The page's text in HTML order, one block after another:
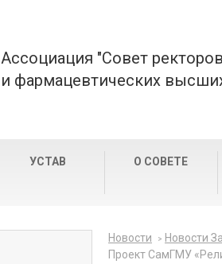
Ассоциация "Совет
и фармацевтических
УСТАВ О СОВЕТЕ
Новости
Новости
Проект СамГМУ